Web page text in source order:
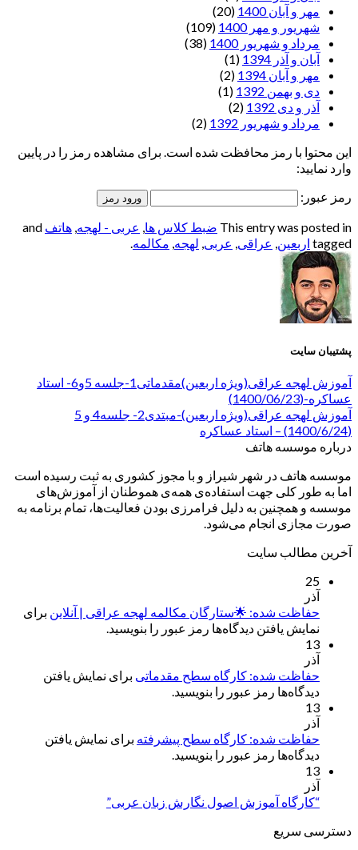
مهر و آبان 1400
(20)
شهریور و مهر 1400
(109)
مرداد و شهریور 1400
(38)
آبان و آذر 1394
(1)
مهر و آبان 1394
(2)
دی و بهمن 1392
(1)
آذر و دی 1392
(2)
مرداد و شهریور 1392
(2)
این محتوا با رمز محافظت شده است. برای مشاهده رمز را در پایین
وارد نمایید:
رمز عبور:
This entry was posted in ضبط کلاس ها, عربی - لهجه, هاتف and
tagged اربعین, عراقی, عربی, لهجه, مکالمه.
پشتیبان سایت
آموزش لهجه عراقی(ویژه اربعین)مقدماتی1-جلسه 5و6- استاد
عساکره-(1400/06/23)
آموزش لهجه عراقی(ویژه اربعین)-مبتدی2- جلسه4 و 5
(1400/6/24) – استاد عساکره
درباره موسسه هاتف
موسسه هاتف در شهر شیراز و با مجوز کشوری به ثبت رسیده است
اما به طور کلی جهت استفاده‌ی همه‌ی هموطنان از آموزش‌های
موسسه و همچنین به دلیل فرامرزی بودن فعالیت‌ها، تمام برنامه به
صورت مجازی انجام می‌شود.
آخرین مطالب سایت
25
آذر
حفاظت شده: 🌟ستارگان مکالمه لهجه عراقی | آنلاین برای
نمایش یافتن دیدگاه‌ها رمز عبور را بنویسید.
13
آذر
حفاظت شده: کارگاه سطح مقدماتی برای نمایش یافتن
دیدگاه‌ها رمز عبور را بنویسید.
13
آذر
حفاظت شده: کارگاه سطح پیشرفته برای نمایش یافتن
دیدگاه‌ها رمز عبور را بنویسید.
13
آذر
“کارگاه آموزش اصول نگارش زبان عربی”
دسترسی سریع